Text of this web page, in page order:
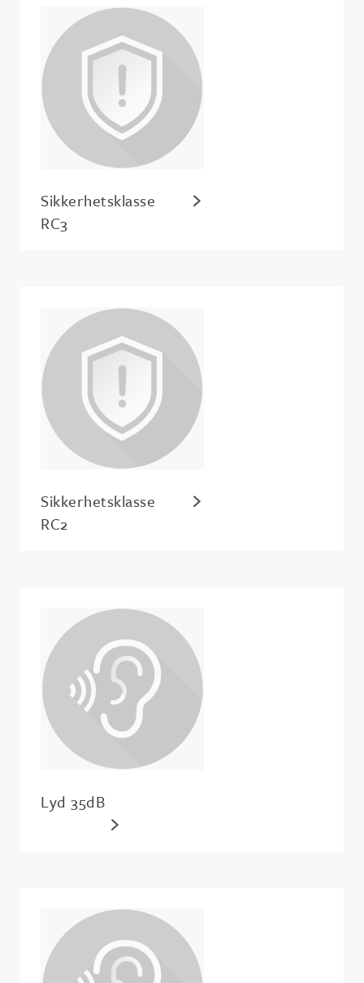
Sikkerhetsklasse
RC3
Sikkerhetsklasse
RC2
Lyd 35dB